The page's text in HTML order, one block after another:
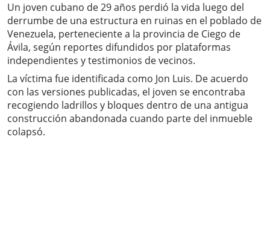
Un joven cubano de 29 años perdió la vida luego del
derrumbe de una estructura en ruinas en el poblado de
Venezuela, perteneciente a la provincia de Ciego de
Ávila, según reportes difundidos por plataformas
independientes y testimonios de vecinos.
La víctima fue identificada como Jon Luis. De acuerdo
con las versiones publicadas, el joven se encontraba
recogiendo ladrillos y bloques dentro de una antigua
construcción abandonada cuando parte del inmueble
colapsó.